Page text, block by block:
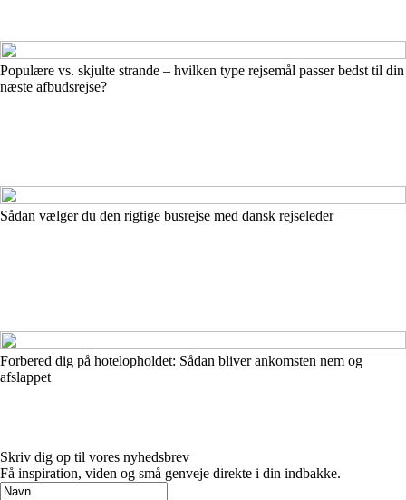
Populære vs. skjulte strande – hvilken type rejsemål passer bedst til din
næste afbudsrejse?
Sådan vælger du den rigtige busrejse med dansk rejseleder
Forbered dig på hotelopholdet: Sådan bliver ankomsten nem og
afslappet
Skriv dig op til vores nyhedsbrev
Få inspiration, viden og små genveje direkte i din indbakke.